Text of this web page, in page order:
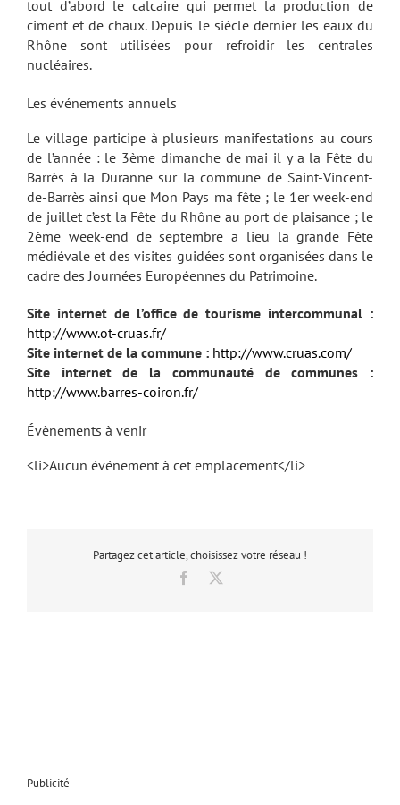
tout d’abord le calcaire qui permet la production de
ciment et de chaux. Depuis le siècle dernier les eaux du
Rhône sont utilisées pour refroidir les centrales
nucléaires.
Les événements annuels
Le village participe à plusieurs manifestations au cours
de l’année : le 3ème dimanche de mai il y a la Fête du
Barrès à la Duranne sur la commune de Saint-Vincent-
de-Barrès ainsi que Mon Pays ma fête ; le 1er week-end
de juillet c’est la Fête du Rhône au port de plaisance ; le
2ème week-end de septembre a lieu la grande Fête
médiévale et des visites guidées sont organisées dans le
cadre des Journées Européennes du Patrimoine.
Site internet de l’office de tourisme intercommunal :
http://www.ot-cruas.fr/
Site internet de la commune : http://www.cruas.com/
Site internet de la communauté de communes :
http://www.barres-coiron.fr/
Évènements à venir
<li>Aucun événement à cet emplacement</li>
Partagez cet article, choisissez votre réseau !
Facebook
Publicité